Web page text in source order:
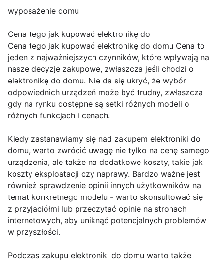
wyposażenie domu
Cena tego jak kupować elektronikę do
Cena tego jak kupować elektronikę do domu Cena to
jeden z najważniejszych czynników, które wpływają na
nasze decyzje zakupowe, zwłaszcza jeśli chodzi o
elektronikę do domu. Nie da się ukryć, że wybór
odpowiednich urządzeń może być trudny, zwłaszcza
gdy na rynku dostępne są setki różnych modeli o
różnych funkcjach i cenach.
Kiedy zastanawiamy się nad zakupem elektroniki do
domu, warto zwrócić uwagę nie tylko na cenę samego
urządzenia, ale także na dodatkowe koszty, takie jak
koszty eksploatacji czy naprawy. Bardzo ważne jest
również sprawdzenie opinii innych użytkowników na
temat konkretnego modelu - warto skonsultować się
z przyjaciółmi lub przeczytać opinie na stronach
internetowych, aby uniknąć potencjalnych problemów
w przyszłości.
Podczas zakupu elektroniki do domu warto także